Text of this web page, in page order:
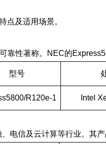
点及适用场景。
性著称。NEC的
型号
R120e-1 Intel
电信及云计算等行业。其